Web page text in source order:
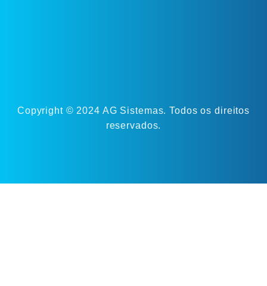
Copyright © 2024 AG Sistemas. Todos os direitos
reservados.